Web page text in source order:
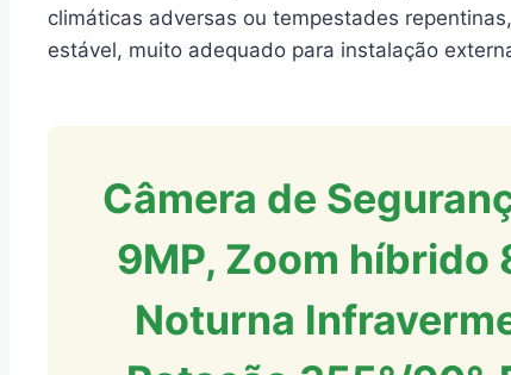
climáticas adversas ou tempestades
estável, muito adequado para instalação
Câmera de
9MP, Zoom híbrido
Noturna